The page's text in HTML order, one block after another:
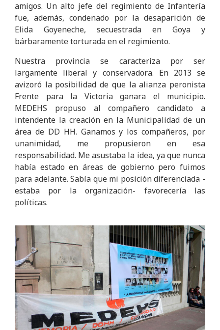
amigos. Un alto jefe del regimiento de Infantería
fue, además, condenado por la desaparición de
Elida Goyeneche, secuestrada en Goya y
bárbaramente torturada en el regimiento.
Nuestra provincia se caracteriza por ser
largamente liberal y conservadora. En 2013 se
avizoró la posibilidad de que la alianza peronista
Frente para la Victoria ganara el municipio.
MEDEHS propuso al compañero candidato a
intendente la creación en la Municipalidad de un
área de DD HH. Ganamos y los compañeros, por
unanimidad, me propusieron en esa
responsabilidad. Me asustaba la idea, ya que nunca
había estado en áreas de gobierno pero fuimos
para adelante. Sabía que mi posición diferenciada -
estaba por la organización- favorecería las
políticas.